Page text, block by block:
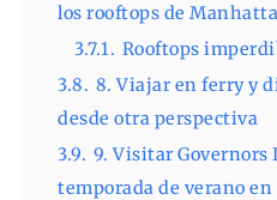
los rooftops de
3.7.1. Rooftops
3.8. 8. Viajar en ferry y
desde otra perspectiva
3.9. 9. Visitar Governors
temporada de verano en